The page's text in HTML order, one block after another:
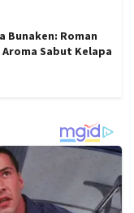
Bunaken: Roman
Sabut Kelapa